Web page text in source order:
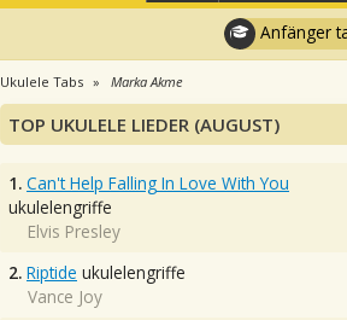
Anfänger
Ukulele Tabs Marka Akme
TOP UKULELE LIEDER (AUGUST)
1. Can't Help Falling In Love With You
ukulelengriffe
Elvis Presley
2. Riptide ukulelengriffe
Vance Joy